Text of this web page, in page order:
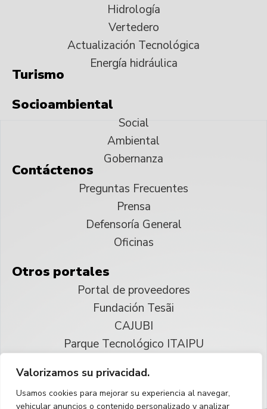
Valorizamos su privacidad.
Usamos cookies para mejorar su experiencia al navegar,
vehicular anuncios o contenido personalizado y analizar
Hidrología
Vertedero
Actualización Tecnológica
Energía hidráulica
Turismo
Socioambiental
Social
Ambiental
Gobernanza
Contáctenos
Preguntas Frecuentes
Prensa
Defensoría General
Oficinas
Otros portales
Portal de proveedores
Fundación Tesãi
CAJUBI
Parque Tecnológico ITAIPU
Reservados todos los derechos